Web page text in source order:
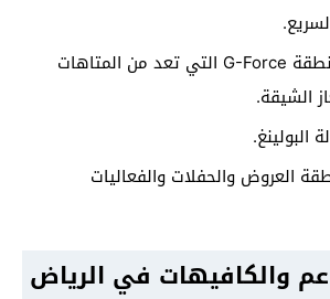
التواجد في منطقة G-Force التي تعد من المتاهات
الشيقة.
البولينغ.
العروض والحفلات والفعاليات
والكافيهات في الرياض